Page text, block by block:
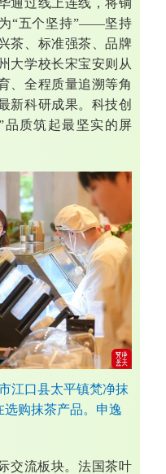
“五个坚持”——坚持
茶、标准强茶、品牌
大学校长宋宝安则从
、全程质量追溯等角
新科研成果。科技创
品质筑起最坚实的屏
江口县太平镇梵净抹
购抹茶产品。申逸
交流板块。法国茶叶